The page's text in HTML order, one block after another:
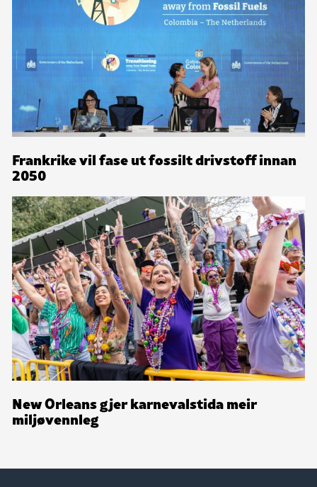
Frankrike vil fase ut fossilt drivstoff innan
2050
New Orleans gjer karnevalstida meir
miljøvennleg